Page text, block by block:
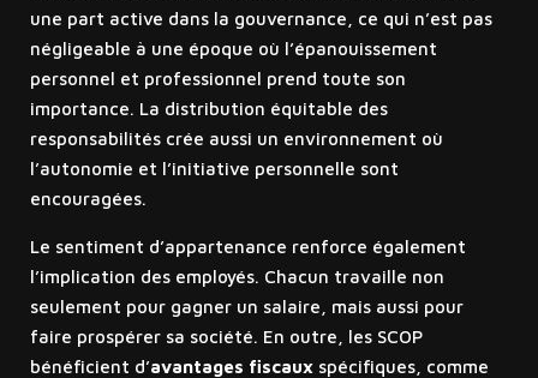
une part active dans la gouvernance, ce qui n’est pas
négligeable à une époque où l’épanouissement
personnel et professionnel prend toute son
importance. La distribution équitable des
responsabilités crée aussi un environnement où
l’autonomie et l’initiative personnelle sont
encouragées.
Le sentiment d’appartenance renforce également
l’implication des employés. Chacun travaille non
seulement pour gagner un salaire, mais aussi pour
faire prospérer sa société. En outre, les SCOP
bénéficient d’avantages fiscauxspécifiques, comme